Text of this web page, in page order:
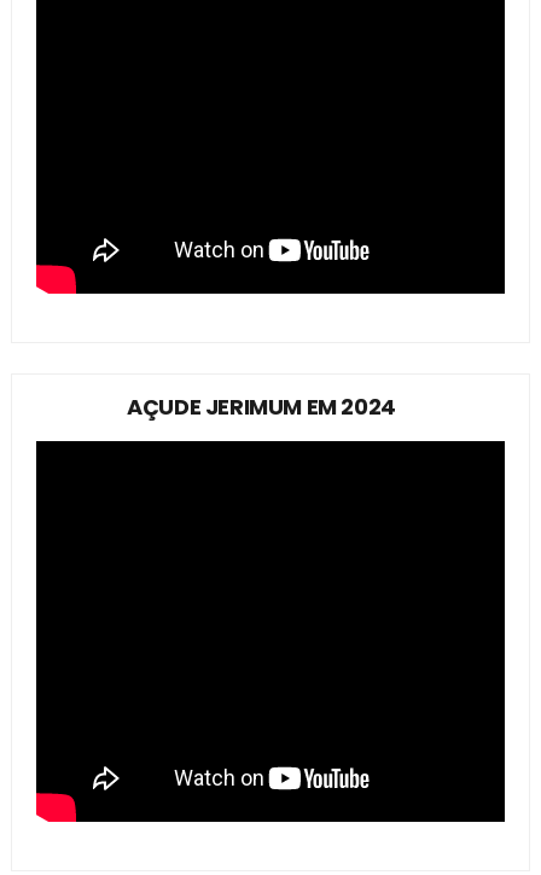
AÇUDE JERIMUM EM 2024